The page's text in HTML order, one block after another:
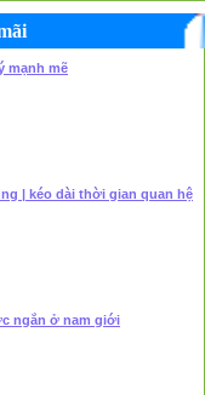
mạnh mẽ
| kéo dài thời gian quan hệ
ngắn ở nam giới